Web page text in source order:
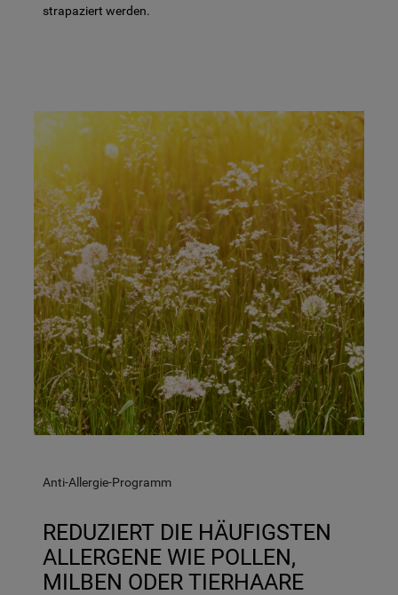
strapaziert werden.
Anti-Allergie-Programm
REDUZIERT DIE HÄUFIGSTEN
ALLERGENE WIE POLLEN,
MILBEN ODER TIERHAARE